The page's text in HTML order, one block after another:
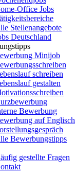
Office Jobs
Stellenangebote
Deutschland
Minijob
schreiben
gestalten
Bewerbung
auf Englisch
Bewerbungstipps
gestellte Fragen